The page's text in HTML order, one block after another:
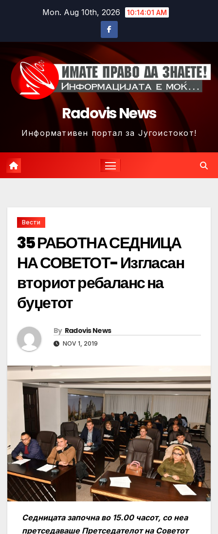
Mon. Aug 10th, 2026 10:14:04 AM
Radovis News
Информативен портал за Југоистокот!
Вести
35 РАБОТНА СЕДНИЦА
НА СОВЕТОТ- Изгласан
вториот ребаланс на
буџетот
By Radovis News
NOV 1, 2019
Седницата започна во 15.00 часот, со неа
претседаваше Претседателот на Советот